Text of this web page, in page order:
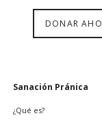
DONAR
Saltar
Sanación Pránica
¿Qué es?